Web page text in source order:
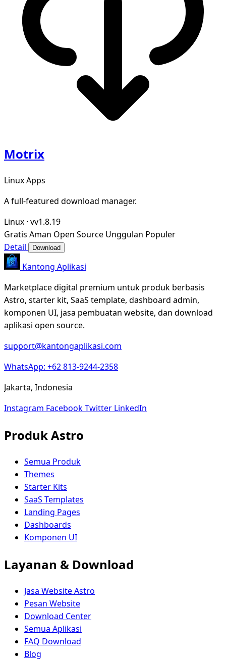
Motrix
Linux Apps
A full-featured download manager.
Linux · vv1.8.19
Gratis Aman Open Source Unggulan Populer
Detail
Download
Kantong Aplikasi
Marketplace digital premium untuk produk berbasis
Astro, starter kit, SaaS template, dashboard admin,
komponen UI, jasa pembuatan website, dan download
aplikasi open source.
support@kantongaplikasi.com
WhatsApp: +62 813-9244-2358
Jakarta, Indonesia
Instagram FacebookTwitter LinkedIn
Produk Astro
Semua Produk
Themes
Starter Kits
SaaS Templates
Landing Pages
Dashboards
Komponen UI
Layanan & Download
Jasa Website Astro
Pesan Website
Download Center
Semua Aplikasi
FAQ Download
Blog